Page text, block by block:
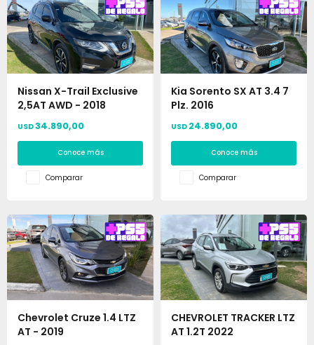
Nissan X-Trail Exclusive
2,5AT AWD - 2018
USD34.890,00
Conoce más
Comparar
Kia Sorento SX AT 3.4 7
Plz. 2016
USD 24.890,00
Conoce más
Comparar
Chevrolet Cruze 1.4 LTZ
AT - 2019
CHEVROLET TRACKER LTZ
AT 1.2T 2022